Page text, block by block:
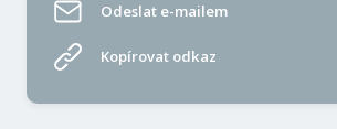
Odeslat e-mailem
Kopírovat odkaz